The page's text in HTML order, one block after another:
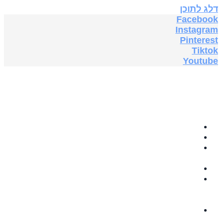
דלג לתוכן
Facebook
Instagram
Pinterest
Tiktok
Youtube